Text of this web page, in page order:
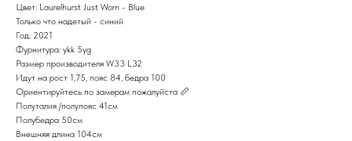
Цвет: Laurelhurst Just Worn - Blue
Только что надетый - синий
Год: 2021
Фурнитура: ykk 5yg
Размер производителя W33 L32
Идут на рост 1,75, пояс 84, бедра 100
Ориентируйтесь по замерам пожалуйста 📏
Полуталия /полупояс 41см
Полубедра 50см
Внешняя длина 104см